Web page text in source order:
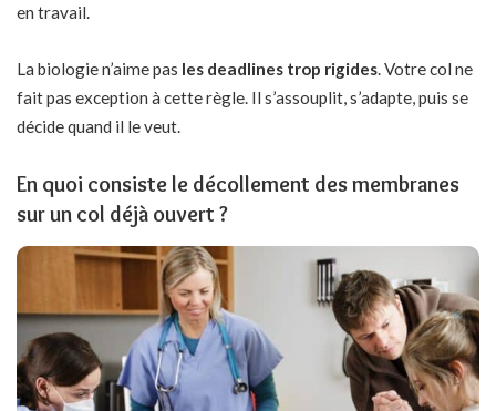
en travail.
La biologie n’aime pas les deadlines trop rigides. Votre col ne
fait pas exception à cette règle. Il s’assouplit, s’adapte, puis se
décide quand il le veut.
En quoi consiste le décollement des membranes
sur un col déjà ouvert ?